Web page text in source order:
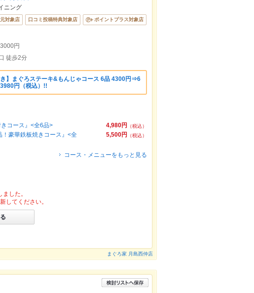
ニング
対象店 口コミ投稿特典対象店 ポイントプラス対象店
円
徒歩2分
き】まぐろステーキ&もんじゃコース 6品 4300円⇒6
円（税込）!!
4,980円
（税込）
コース』<全6品>
5,500円
（税込）
！豪華鉄板焼きコース』<全
コース・メニューをもっと見る
した。
してください。
まぐろ家 月島西仲店